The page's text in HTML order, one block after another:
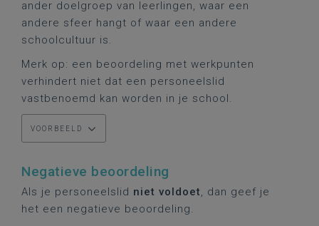
ander doelgroep van leerlingen, waar een
andere sfeer hangt of waar een andere
schoolcultuur is.
Merk op: een beoordeling met werkpunten
verhindert niet dat een personeelslid
vastbenoemd kan worden in je school.
VOORBEELD
Negatieve beoordeling
Als je personeelslid niet voldoet, dan geef je
het een negatieve beoordeling.